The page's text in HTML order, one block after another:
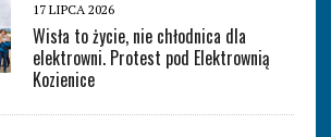
17 LIPCA 2026
Wisła to życie, nie chłodnica dla
elektrowni. Protest pod Elektrownią
Kozienice